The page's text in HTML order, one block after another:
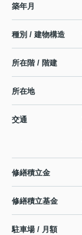
築年月
種別 / 建物構造
所在階 / 階建
所在地
交通
修繕積立金
修繕積立基金
駐車場 / 月額